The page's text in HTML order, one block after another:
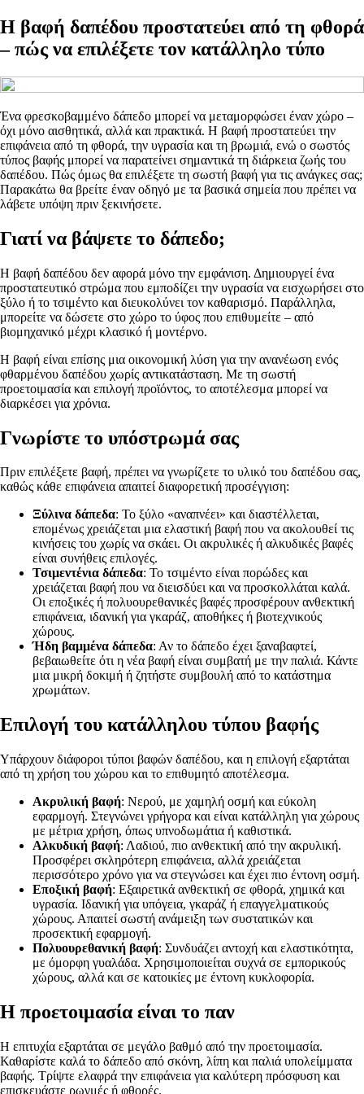
Η βαφή δαπέδου προστατεύει από τη φθορά
– πώς να επιλέξετε τον κατάλληλο τύπο
Ένα φρεσκοβαμμένο δάπεδο μπορεί να μεταμορφώσει έναν χώρο –
όχι μόνο αισθητικά, αλλά και πρακτικά. Η βαφή προστατεύει την
επιφάνεια από τη φθορά, την υγρασία και τη βρωμιά, ενώ ο σωστός
τύπος βαφής μπορεί να παρατείνει σημαντικά τη διάρκεια ζωής του
δαπέδου. Πώς όμως θα επιλέξετε τη σωστή βαφή για τις ανάγκες σας;
Παρακάτω θα βρείτε έναν οδηγό με τα βασικά σημεία που πρέπει να
λάβετε υπόψη πριν ξεκινήσετε.
Γιατί να βάψετε το δάπεδο;
Η βαφή δαπέδου δεν αφορά μόνο την εμφάνιση. Δημιουργεί ένα
προστατευτικό στρώμα που εμποδίζει την υγρασία να εισχωρήσει στο
ξύλο ή το τσιμέντο και διευκολύνει τον καθαρισμό. Παράλληλα,
μπορείτε να δώσετε στο χώρο το ύφος που επιθυμείτε – από
βιομηχανικό μέχρι κλασικό ή μοντέρνο.
Η βαφή είναι επίσης μια οικονομική λύση για την ανανέωση ενός
φθαρμένου δαπέδου χωρίς αντικατάσταση. Με τη σωστή
προετοιμασία και επιλογή προϊόντος, το αποτέλεσμα μπορεί να
διαρκέσει για χρόνια.
Γνωρίστε το υπόστρωμά σας
Πριν επιλέξετε βαφή, πρέπει να γνωρίζετε το υλικό του δαπέδου σας,
καθώς κάθε επιφάνεια απαιτεί διαφορετική προσέγγιση:
Ξύλινα δάπεδα: Το ξύλο «αναπνέει» και διαστέλλεται,
επομένως χρειάζεται μια ελαστική βαφή που να ακολουθεί τις
κινήσεις του χωρίς να σκάει. Οι ακρυλικές ή αλκυδικές βαφές
είναι συνήθεις επιλογές.
Τσιμεντένια δάπεδα: Το τσιμέντο είναι πορώδες και
χρειάζεται βαφή που να διεισδύει και να προσκολλάται καλά.
Οι εποξικές ή πολυουρεθανικές βαφές προσφέρουν ανθεκτική
επιφάνεια, ιδανική για γκαράζ, αποθήκες ή βιοτεχνικούς
χώρους.
Ήδη βαμμένα δάπεδα: Αν το δάπεδο έχει ξαναβαφτεί,
βεβαιωθείτε ότι η νέα βαφή είναι συμβατή με την παλιά. Κάντε
μια μικρή δοκιμή ή ζητήστε συμβουλή από το κατάστημα
χρωμάτων.
Επιλογή του κατάλληλου τύπου βαφής
Υπάρχουν διάφοροι τύποι βαφών δαπέδου, και η επιλογή εξαρτάται
από τη χρήση του χώρου και το επιθυμητό αποτέλεσμα.
Ακρυλική βαφή: Νερού, με χαμηλή οσμή και εύκολη
εφαρμογή. Στεγνώνει γρήγορα και είναι κατάλληλη για χώρους
με μέτρια χρήση, όπως υπνοδωμάτια ή καθιστικά.
Αλκυδική βαφή: Λαδιού, πιο ανθεκτική από την ακρυλική.
Προσφέρει σκληρότερη επιφάνεια, αλλά χρειάζεται
περισσότερο χρόνο για να στεγνώσει και έχει πιο έντονη οσμή.
Εποξική βαφή: Εξαιρετικά ανθεκτική σε φθορά, χημικά και
υγρασία. Ιδανική για υπόγεια, γκαράζ ή επαγγελματικούς
χώρους. Απαιτεί σωστή ανάμειξη των συστατικών και
προσεκτική εφαρμογή.
Πολυουρεθανική βαφή: Συνδυάζει αντοχή και ελαστικότητα,
με όμορφη γυαλάδα. Χρησιμοποιείται συχνά σε εμπορικούς
χώρους, αλλά και σε κατοικίες με έντονη κυκλοφορία.
Η προετοιμασία είναι το παν
Η επιτυχία εξαρτάται σε μεγάλο βαθμό από την προετοιμασία.
Καθαρίστε καλά το δάπεδο από σκόνη, λίπη και παλιά υπολείμματα
βαφής. Τρίψτε ελαφρά την επιφάνεια για καλύτερη πρόσφυση και
επισκευάστε ρωγμές ή φθορές.